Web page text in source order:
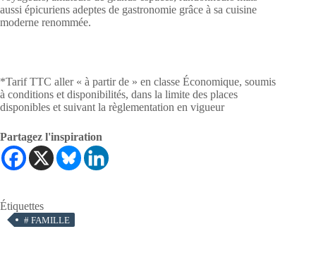
aussi épicuriens adeptes de gastronomie grâce à sa cuisine
moderne renommée.
*Tarif TTC aller « à partir de » en classe Économique, soumis
à conditions et disponibilités, dans la limite des places
disponibles et suivant la règlementation en vigueur
Partagez l'inspiration
Étiquettes
# FAMILLE